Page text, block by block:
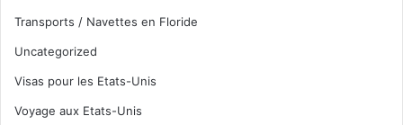
Transports / Navettes en Floride
Uncategorized
Visas pour les Etats-Unis
Voyage aux Etats-Unis